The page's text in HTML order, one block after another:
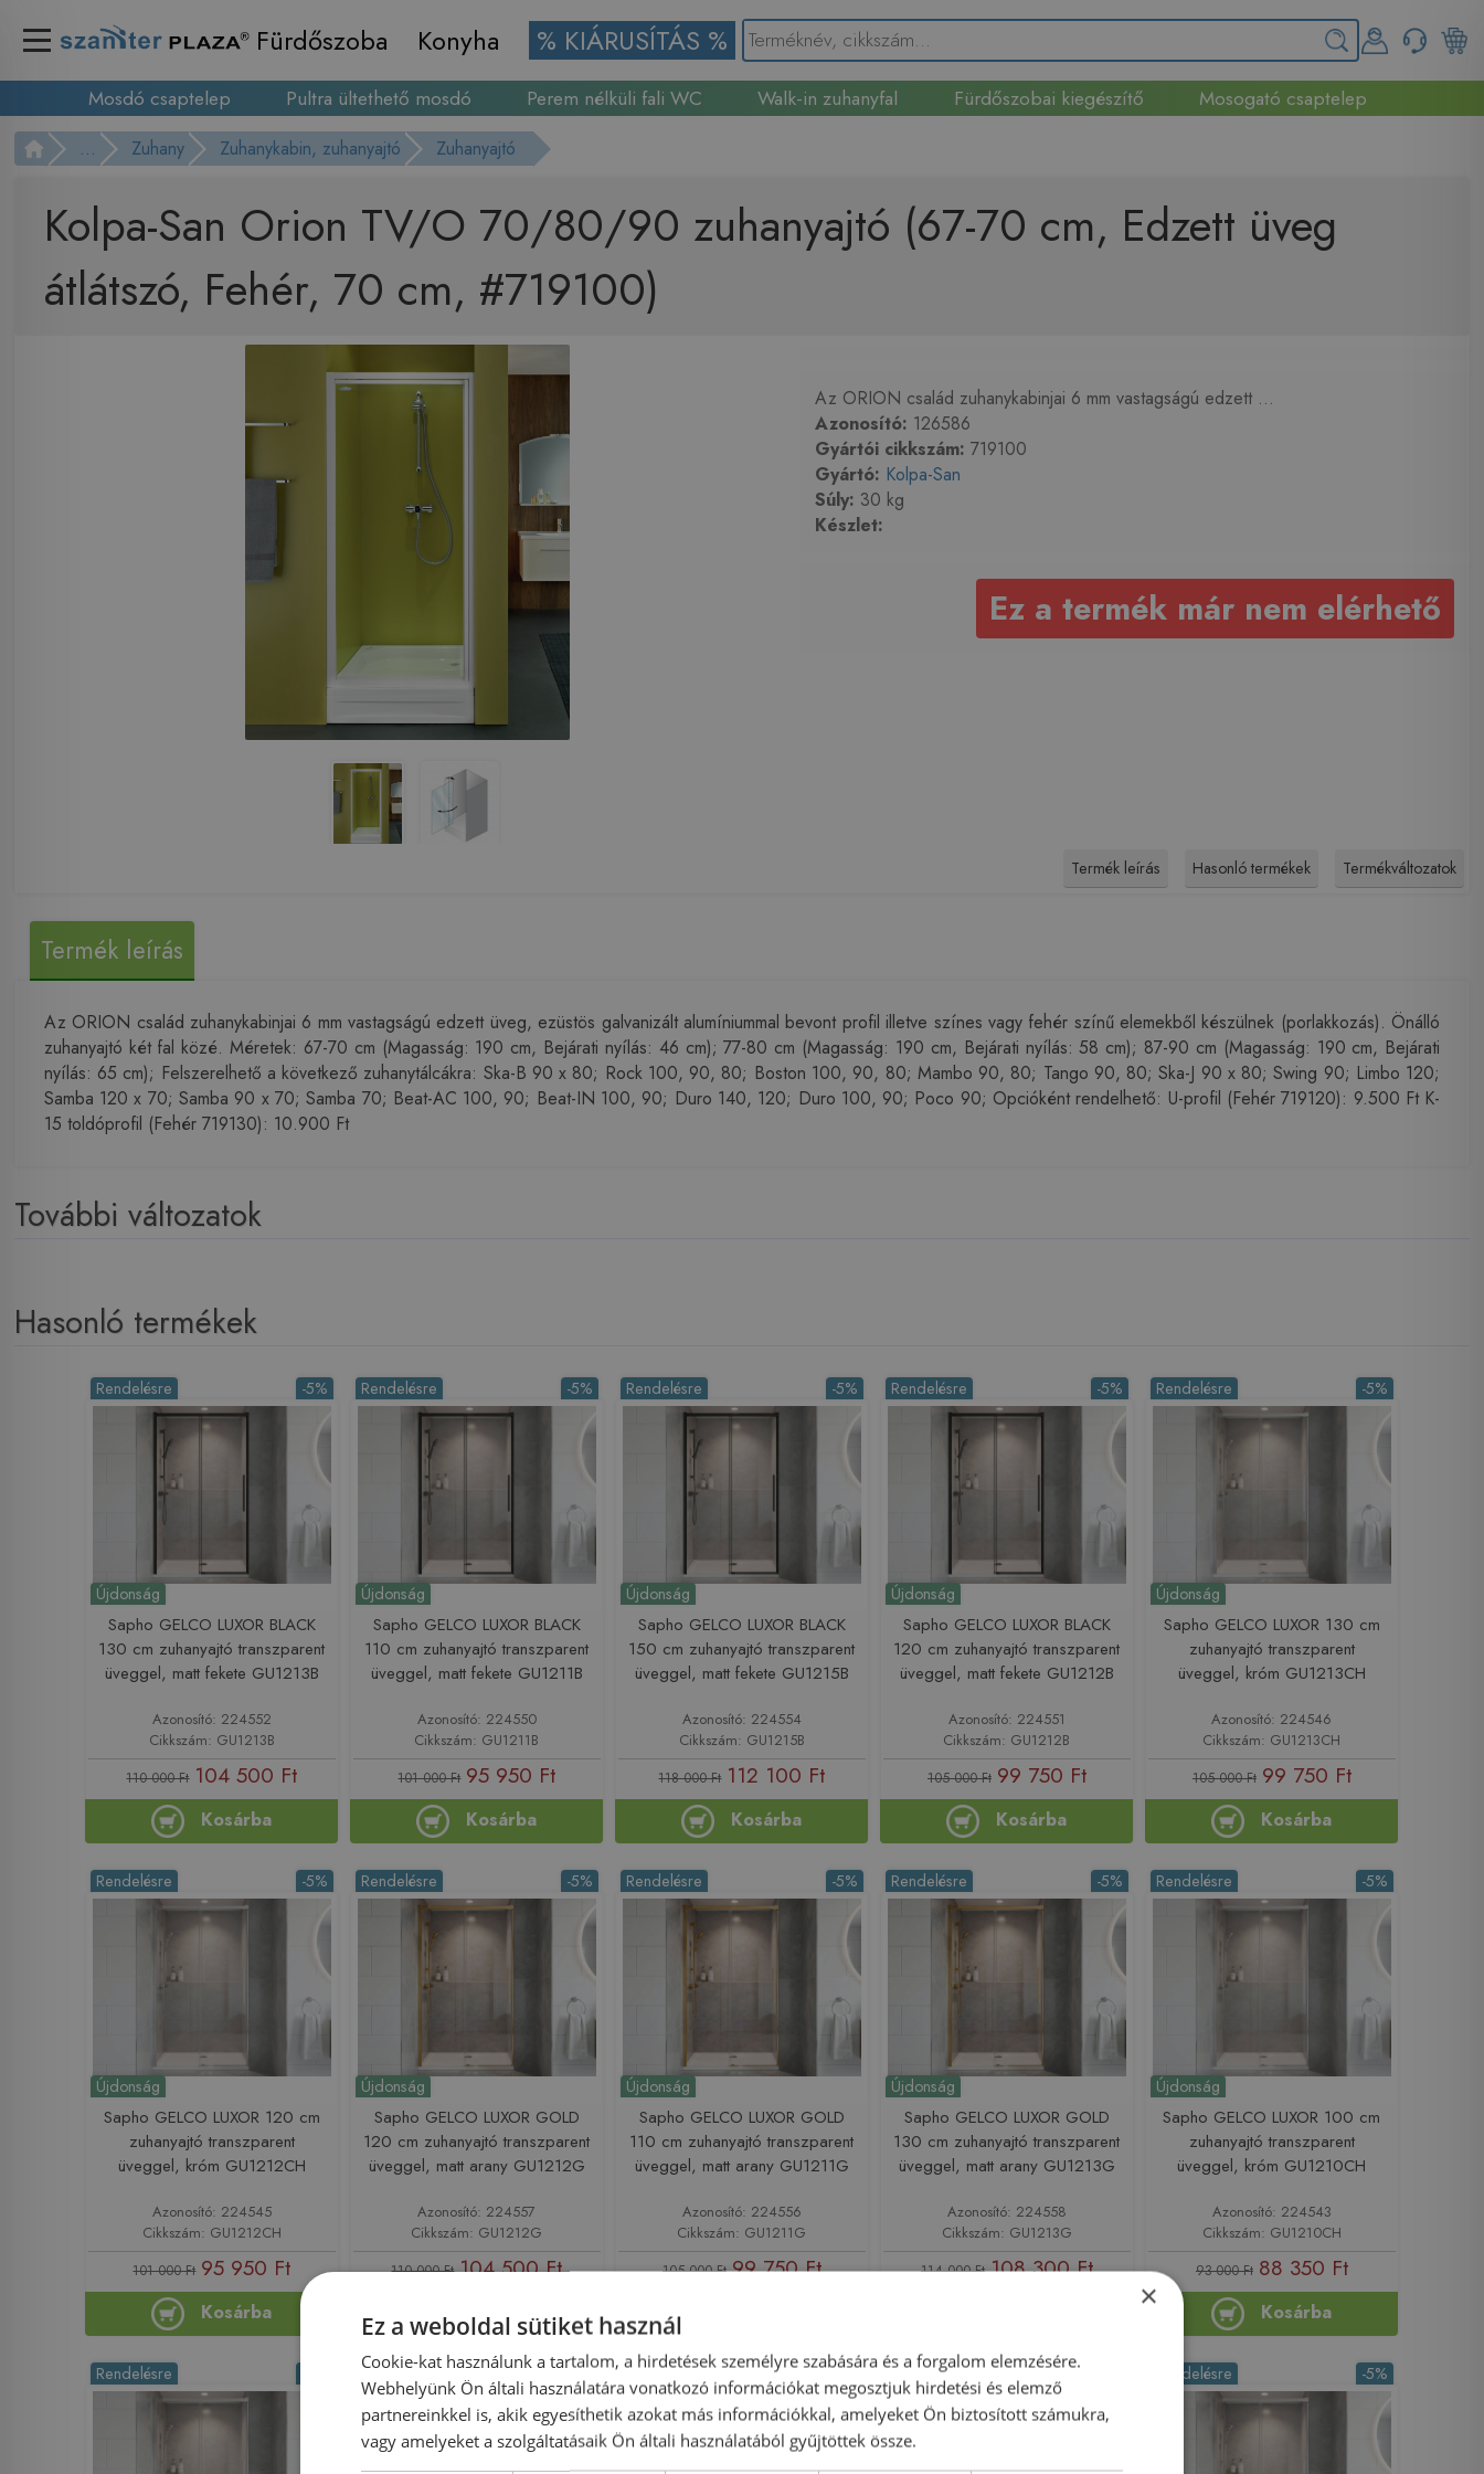
Fürdőszoba Konyha % KIÁRUSÍTÁS %
Mosdó csaptelep Pultra ültethető mosdó Perem nélküli fali WC Walk-in zuhanyfal Fürdőszobai kiegészítő
Mosogató csaptelep
... Zuhany Zuhanykabin, zuhanyajtó Zuhanyajtó
Kolpa-San Orion TV/O 70/80/90 zuhanyajtó (67-70 cm, Edzett üveg
átlátszó, Fehér, 70 cm, #719100)
Az ORION család zuhanykabinjai 6 mm vastagságú edzett ...
Azonosító: 126586
Gyártói cikkszám: 719100
Gyártó: Kolpa-San
Súly: 30 kg
Készlet:
Ez a termék már nem elérhető
Termék leírás Hasonló termékek Termékváltozatok
Termék leírás
Az ORION család zuhanykabinjai 6 mm vastagságú edzett üveg, ezüstös galvanizált alumíniummal bevont profil illetve színes vagy fehér színű elemekből készülnek (porlakkozás). Önálló
zuhanyajtó két fal közé. Méretek: 67-70 cm (Magasság: 190 cm, Bejárati nyílás: 46 cm); 77-80 cm (Magasság: 190 cm, Bejárati nyílás: 58 cm); 87-90 cm (Magasság: 190 cm, Bejárati
nyílás: 65 cm); Felszerelhető a következő zuhanytálcákra: Ska-B 90 x 80; Rock 100, 90, 80; Boston 100, 90, 80; Mambo 90, 80; Tango 90, 80; Ska-J 90 x 80; Swing 90; Limbo 120;
Samba 120 x 70; Samba 90 x 70; Samba 70; Beat-AC 100, 90; Beat-IN 100, 90; Duro 140, 120; Duro 100, 90; Poco 90; Opcióként rendelhető: U-profil (Fehér 719120): 9.500 Ft K-
15 toldóprofil (Fehér 719130): 10.900 Ft
További változatok
Hasonló termékek
Újdonság
-5%
Rendelésre
Sapho GELCO LUXOR BLACK
130 cm zuhanyajtó transzparent
üveggel, matt fekete GU1213B
Azonosító: 224552
Cikkszám: GU1213B
110 000 Ft 104 500 Ft
Kosárba
Újdonság
-5%
Rendelésre
Sapho GELCO LUXOR BLACK
110 cm zuhanyajtó transzparent
üveggel, matt fekete GU1211B
Azonosító: 224550
Cikkszám: GU1211B
101 000 Ft 95 950 Ft
Kosárba
Újdonság
-5%
Rendelésre
Sapho GELCO LUXOR BLACK
150 cm zuhanyajtó transzparent
üveggel, matt fekete GU1215B
Azonosító: 224554
Cikkszám: GU1215B
118 000 Ft 112 100 Ft
Kosárba
Újdonság
-5%
Rendelésre
Sapho GELCO LUXOR BLACK
120 cm zuhanyajtó transzparent
üveggel, matt fekete GU1212B
Azonosító: 224551
Cikkszám: GU1212B
105 000 Ft 99 750 Ft
Kosárba
Újdonság
-5%
Rendelésre
Sapho GELCO LUXOR 130 cm
zuhanyajtó transzparent
üveggel, króm GU1213CH
Azonosító: 224546
Cikkszám: GU1213CH
105 000 Ft 99 750 Ft
Kosárba
Újdonság
-5%
Rendelésre
Sapho GELCO LUXOR 120 cm
zuhanyajtó transzparent
üveggel, króm GU1212CH
Azonosító: 224545
Cikkszám: GU1212CH
101 000 Ft 95 950 Ft
Kosárba
Újdonság
-5%
Rendelésre
Sapho GELCO LUXOR GOLD
120 cm zuhanyajtó transzparent
üveggel, matt arany GU1212G
Azonosító: 224557
Cikkszám: GU1212G
110 000 Ft 104 500 Ft
Kosárba
Újdonság
-5%
Rendelésre
Sapho GELCO LUXOR GOLD
110 cm zuhanyajtó transzparent
üveggel, matt arany GU1211G
Azonosító: 224556
Cikkszám: GU1211G
105 000 Ft 99 750 Ft
Újdonság
-5%
Rendelésre
Sapho GELCO LUXOR GOLD
130 cm zuhanyajtó transzparent
üveggel, matt arany GU1213G
Azonosító: 224558
Cikkszám: GU1213G
114 000 Ft 108 300 Ft
Újdonság
-5%
Rendelésre
Sapho GELCO LUXOR 100 cm
zuhanyajtó transzparent
üveggel, króm GU1210CH
Azonosító: 224543
Cikkszám: GU1210CH
93 000 Ft 88 350 Ft
Kosárba
Rendelésre -5%
Rendelésre -5%
Rendelésre Rendelésre -5%
Rendelésre
×
Ez a weboldal sütiket használ
Cookie-kat használunk a tartalom, a hirdetések személyre szabására és a forgalom elemzésére.
Webhelyünk Ön általi használatára vonatkozó információkat megosztjuk hirdetési és elemző
partnereinkkel is, akik egyesíthetik azokat más információkkal, amelyeket Ön biztosított számukra,
vagy amelyeket a szolgáltatásaik Ön általi használatából gyűjtöttek össze.